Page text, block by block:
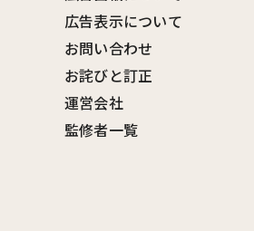
広告表示について
お問い合わせ
お詫びと訂正
運営会社
監修者一覧